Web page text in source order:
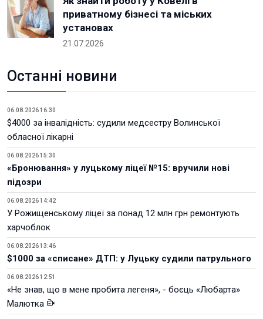
приватному бізнесі та міських
установах
21.07.2026
Останні новини
06.08.2026 16:30
$4000 за інвалідність: судили медсестру Волинської
обласної лікарні
06.08.2026 15:30
«Бронювання» у луцькому ліцеї №15: вручили нові
підозри
06.08.2026 14:42
У Рожищенському ліцеї за понад 12 млн грн ремонтують
харчоблок
06.08.2026 13:46
$1000 за «списане» ДТП: у Луцьку судили патрульного
06.08.2026 12:51
«Не знав, що в мене пробита легеня», - боєць «Любарта»
Малютка